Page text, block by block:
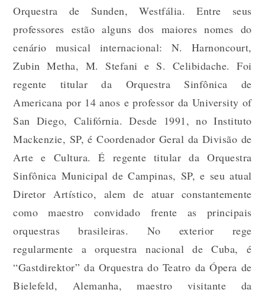
Orquestra de Sunden, Westfália. Entre seus
professores estão alguns dos maiores nomes do
cenário musical internacional: N. Harnoncourt,
Zubin Metha, M. Stefani e S. Celibidache. Foi
regente titular da Orquestra Sinfônica de
Americana por 14 anos e professor da University of
San Diego, Califórnia. Desde 1991, no Instituto
Mackenzie, SP, é Coordenador Geral da Divisão de
Arte e Cultura. É regente titular da Orquestra
Sinfônica Municipal de Campinas, SP, e seu atual
Diretor Artístico, alem de atuar constantemente
como maestro convidado frente as principais
orquestras brasileiras. No exterior rege
regularmente a orquestra nacional de Cuba, é
“Gastdirektor” da Orquestra do Teatro da Ópera de
Bielefeld, Alemanha, maestro visitante da